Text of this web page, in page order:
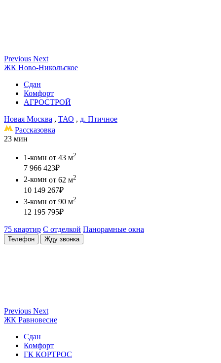
Previous Next
ЖК Ново-Никольское
Сдан
Комфорт
АГРОСТРОЙ
Новая Москва , ТАО , д. Птичное
Рассказовка
23 мин
1-комн от 43 м2
7 966 423₽
2-комн от 62 м2
10 149 267₽
3-комн от 90 м2
12 195 795₽
75 квартир С отделкой Панорамные окна
Телефон Жду звонка
Previous Next
ЖК Равновесие
Сдан
Комфорт
ГК КОРТРОС